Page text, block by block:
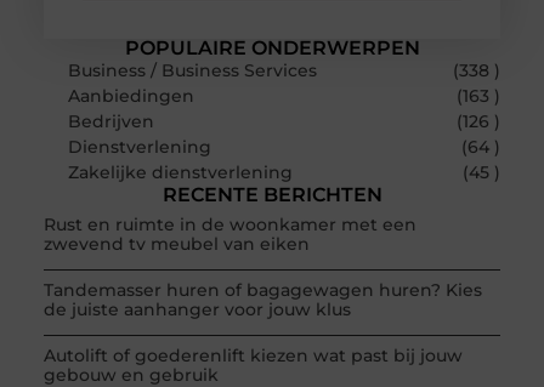
POPULAIRE ONDERWERPEN
Business / Business Services
(338 )
Aanbiedingen
(163 )
Bedrijven
(126 )
Dienstverlening
(64 )
Zakelijke dienstverlening
(45 )
RECENTE BERICHTEN
Rust en ruimte in de woonkamer met een
zwevend tv meubel van eiken
Tandemasser huren of bagagewagen huren? Kies
de juiste aanhanger voor jouw klus
Autolift of goederenlift kiezen wat past bij jouw
gebouw en gebruik